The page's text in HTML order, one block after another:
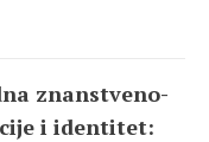
znanstveno-
i identitet: